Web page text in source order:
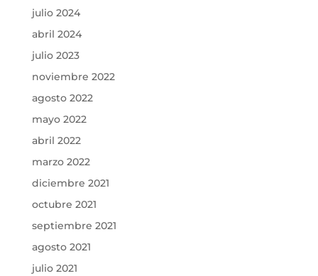
julio 2024
abril 2024
julio 2023
noviembre 2022
agosto 2022
mayo 2022
abril 2022
marzo 2022
diciembre 2021
octubre 2021
septiembre 2021
agosto 2021
julio 2021